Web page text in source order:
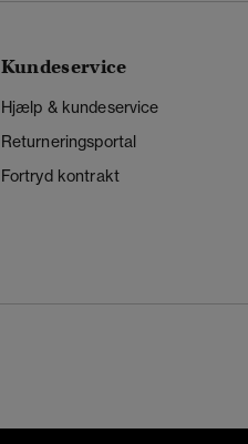
Kundeservice
Hjælp & kundeservice
Returneringsportal
Fortryd kontrakt